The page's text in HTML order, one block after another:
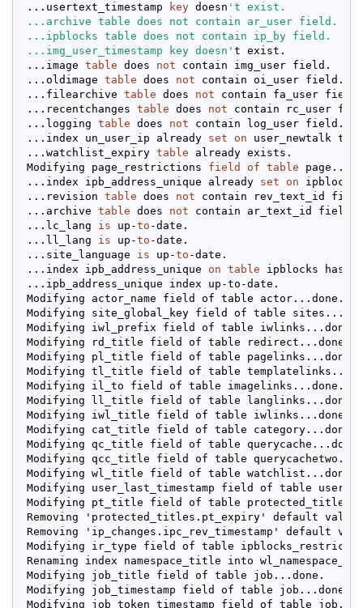
...usertext_timestamp
key doesn 't exist.
...archive table does not contain ar_user field.
...ipblocks table does not contain ip_by field.
...img_user_timestamp key doesn' t exist.
...image table does not contain img_user field.
...oldimage table does not contain oi_user field.
...filearchive table does not contain fa_user field.
...recentchanges table does not contain rc_user
...logging table does not contain log_user field.
...index un_user_ip already set on user_newtalk
...watchlist_expiry table already exists.
Modifying page_restrictions field of table
...index ipb_address_unique already set on ipblocks
...revision table does not contain rev_text_id
...archive table does not contain ar_text_id field.
...lc_lang is up-to -date.
...ll_lang is up-to -date.
...site_language is up-to -date.
...index ipb_address_unique on table ipblocks has
...ipb_address_unique index up-to-date.
Modifying actor_name field of table actor...done.
Modifying site_global_key field of table
Modifying iwl_prefix field of table iwlinks...done.
Modifying rd_title field of table redirect...done.
Modifying pl_title field of table pagelinks...done.
Modifying tl_title field of table
Modifying il_to field of table imagelinks...done.
Modifying ll_title field of table langlinks...done.
Modifying iwl_title field of table iwlinks...done.
Modifying cat_title field of table category...done.
Modifying qc_title field of table querycache...done.
Modifying qcc_title field of table
Modifying wl_title field of table watchlist...done.
Modifying user_last_timestamp field of table
Modifying pt_title field of table
Removing 'protected_titles.pt_expiry' default value.
Removing 'ip_changes.ipc_rev_timestamp' default
Modifying ir_type field of table
Renaming index namespace_title into
Modifying job_title field of table job...done.
Modifying job_timestamp field of table job...done.
Modifying job_token_timestamp field of table